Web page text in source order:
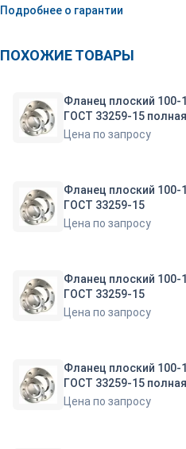
Подробнее о гарантии
ПОХОЖИЕ ТОВАРЫ
Фланец плоский 100-
ГОСТ 33259-15
Цена по запросу
Фланец плоский 100-
ГОСТ 33259-15
Цена по запросу
Фланец плоский 100-
ГОСТ 33259-15
Цена по запросу
Фланец плоский 100-
ГОСТ 33259-15
Цена по запросу